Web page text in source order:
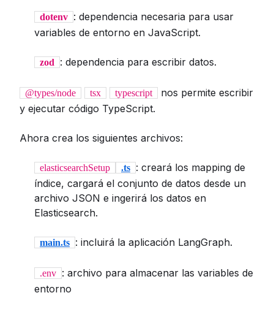
dotenv : dependencia necesaria para usar
variables de entorno en JavaScript.
zod : dependencia para escribir datos.
@types/node tsx typescript
nos permite escribir
y ejecutar código TypeScript.
Ahora crea los siguientes archivos:
elasticsearchSetup .ts : creará los mapping de
índice, cargará el conjunto de datos desde un
archivo JSON e ingerirá los datos en
Elasticsearch.
main.ts : incluirá la aplicación LangGraph.
.env : archivo para almacenar las variables de
entorno